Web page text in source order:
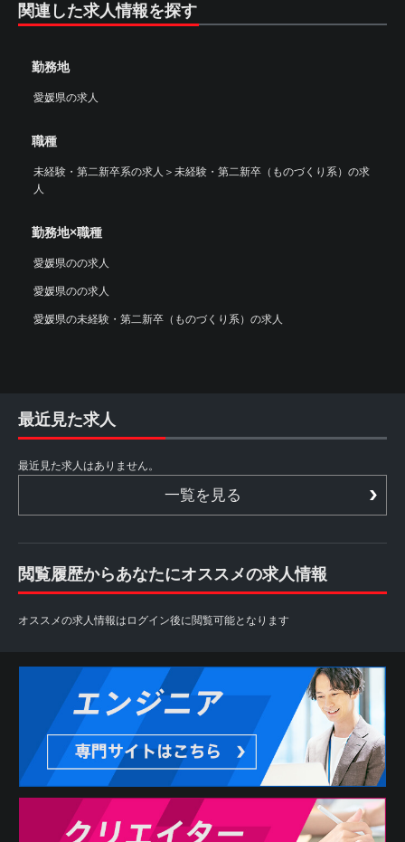
関連した求人情報を探す
勤務地
愛媛県の求人
職種
未経験・第二新卒系の求人 ＞ 未経験・第二新卒（ものづくり系）の求
人
勤務地×職種
愛媛県のの求人
愛媛県のの求人
愛媛県の未経験・第二新卒（ものづくり系）の求人
最近見た求人
最近見た求人はありません。
一覧を見る
閲覧履歴からあなたにオススメの求人情報
オススメの求人情報はログイン後に閲覧可能となります